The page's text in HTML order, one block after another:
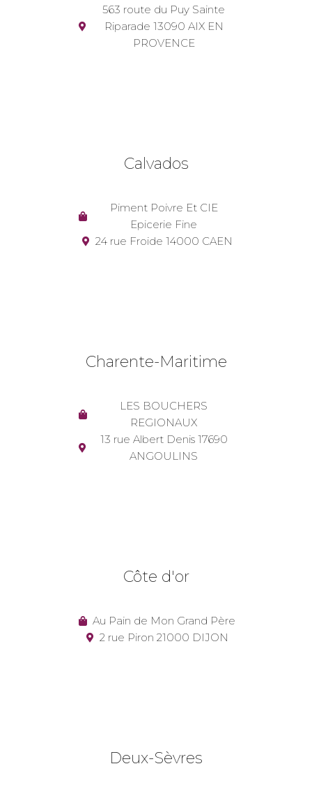
563 route du Puy Sainte
Riparade 13090 AIX EN
PROVENCE
Calvados
Piment Poivre Et CIE
Epicerie Fine
24 rue Froide 14000 CAEN
Charente-Maritime
LES BOUCHERS
REGIONAUX
13 rue Albert Denis 17690
ANGOULINS
Côte d'or
Au Pain de Mon Grand Père
2 rue Piron 21000 DIJON
Deux-Sèvres